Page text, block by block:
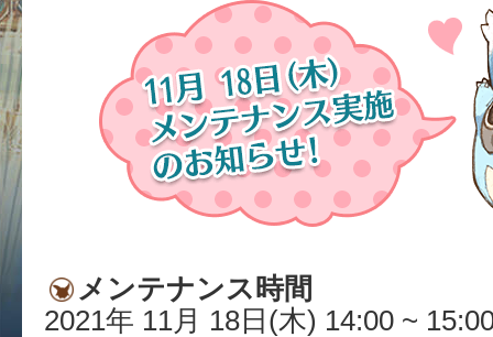
メンテナンス時間
2021年 11月 18日(木) 14:00 ~